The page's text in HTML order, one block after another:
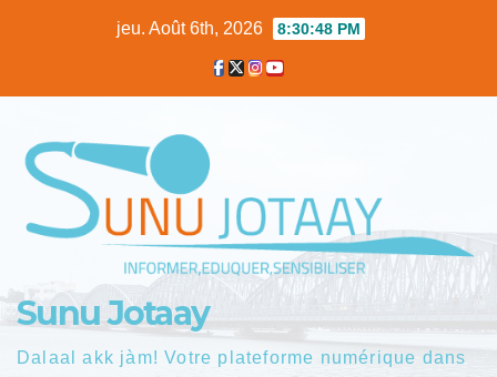
jeu. Août 6th, 2026 8:30:48 PM
Sunu Jotaay
Dalaal akk jàm! Votre plateforme numérique dans